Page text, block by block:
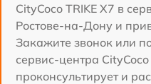
CityCoco TRIKE X7 в
Ростове-на-Дону и
Закажите звонок или
сервис-центра
проконсультирует и